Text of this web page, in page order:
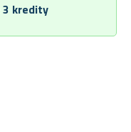
3 kredity